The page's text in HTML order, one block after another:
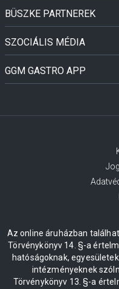
BÜSZKE PARTNEREK
SZOCIÁLIS MÉDIA
GGM GASTRO APP
Az online áruházban
Törvénykönyv 14. §-a
hatóságoknak,
intézményeknek
Törvénykönyv 13. §-a